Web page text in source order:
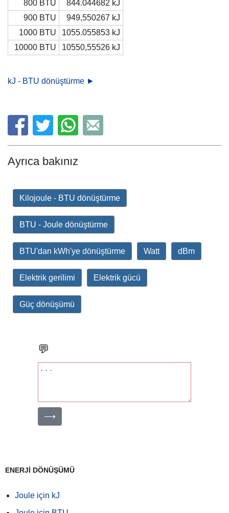
800 BTU
844.044682 kJ
900 BTU
949,550267 kJ
1000 BTU
1055.055853 kJ
10000 BTU
10550,55526 kJ
kJ - BTU dönüştürme ►
Ayrıca bakınız
Kilojoule - BTU dönüştürme
BTU - Joule dönüştürme
BTU'dan kWh'ye dönüştürme Watt dBm
Elektrik gerilimi Elektrik gücü
Güç dönüşümü
💬
⟶
ENERJİ DÖNÜŞÜMÜ
Joule için kJ